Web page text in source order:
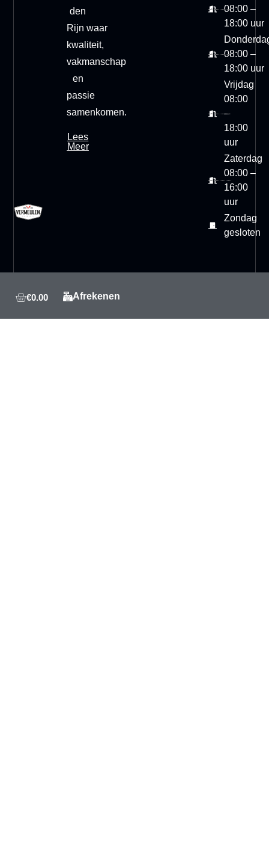
den
Rijn waar
kwaliteit,
vakmanschap
en
passie
samenkomen.
Lees
Meer
08:00 –
18:00 uur
08:00 –
18:00 uur
Vrijdag
08:00
–
18:00
uur
Zaterdag
08:00 –
16:00
uur
Zondag
gesloten
€0.00 Afrekenen